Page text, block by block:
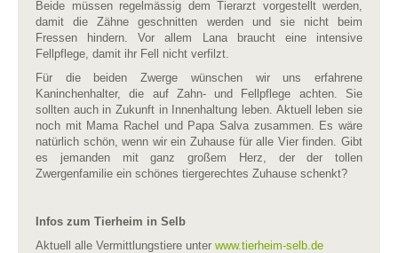
Beide müssen regelmässig dem Tierarzt vorgestellt werden,
damit die Zähne geschnitten werden und sie nicht beim
Fressen hindern. Vor allem Lana braucht eine intensive
Fellpflege, damit ihr Fell nicht verfilzt.
Für die beiden Zwerge wünschen wir uns erfahrene
Kaninchenhalter, die auf Zahn- und Fellpflege achten. Sie
sollten auch in Zukunft in Innenhaltung leben. Aktuell leben sie
noch mit Mama Rachel und Papa Salva zusammen. Es wäre
natürlich schön, wenn wir ein Zuhause für alle Vier finden. Gibt
es jemanden mit ganz großem Herz, der der tollen
Zwergenfamilie ein schönes tiergerechtes Zuhause schenkt?
Infos zum Tierheim in Selb
Aktuell alle Vermittlungstiere unter www.tierheim-selb.de